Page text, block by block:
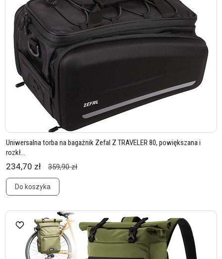
Uniwersalna torba na bagażnik Zefal Z TRAVELER 80, powiększana i
rozkł...
234,70 zł 359,90 zł
Do koszyka